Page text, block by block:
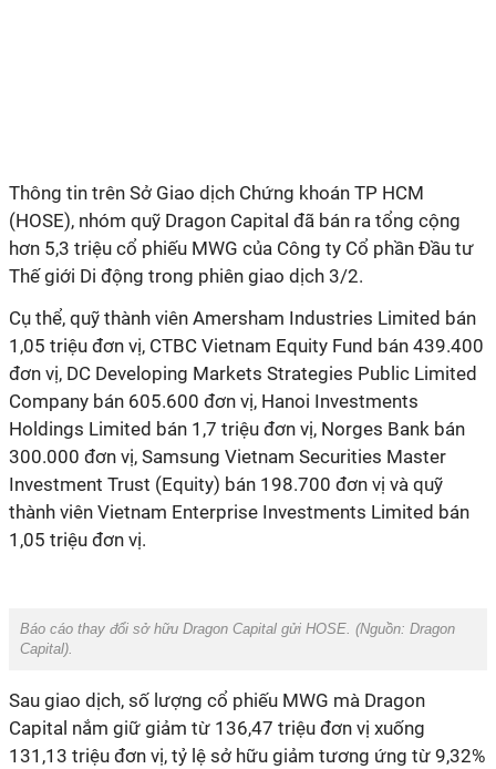
Thông tin trên Sở Giao dịch Chứng khoán TP HCM
(HOSE), nhóm quỹ Dragon Capital đã bán ra tổng cộng
hơn 5,3 triệu cổ phiếu MWG của Công ty Cổ phần Đầu tư
Thế giới Di động trong phiên giao dịch 3/2.
Cụ thể, quỹ thành viên Amersham Industries Limited bán
1,05 triệu đơn vị, CTBC Vietnam Equity Fund bán 439.400
đơn vị, DC Developing Markets Strategies Public Limited
Company bán 605.600 đơn vị, Hanoi Investments
Holdings Limited bán 1,7 triệu đơn vị, Norges Bank bán
300.000 đơn vị, Samsung Vietnam Securities Master
Investment Trust (Equity) bán 198.700 đơn vị và quỹ
thành viên Vietnam Enterprise Investments Limited bán
1,05 triệu đơn vị.
Báo cáo thay đổi sở hữu Dragon Capital gửi HOSE. (Nguồn: Dragon
Capital).
Sau giao dịch, số lượng cổ phiếu MWG mà Dragon
Capital nắm giữ giảm từ 136,47 triệu đơn vị xuống
131,13 triệu đơn vị, tỷ lệ sở hữu giảm tương ứng từ 9,32%